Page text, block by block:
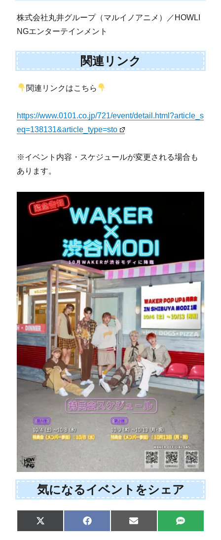
株式会社丸井グループ（マルイノアニメ）／HOWLI
NGエンターテインメント
関連リンク
関連リンクはこちら
https://www.0101.co.jp/721/event/detail.html?article_s
eq=138131&article_type=sto
※イベント内容・スケジュールが変更される場合も
あります。
気になるイベントをシェア
Share
on
X
(
Share
on
F
a
Share
on
E
m
Share
on
S
M